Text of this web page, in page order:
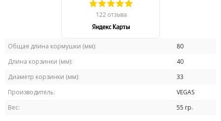
Общая длина кормушки (мм):
80
Длина корзинки (мм):
40
Диаметр корзинки (мм):
33
Производитель:
VEGAS
Вес:
55 гр.